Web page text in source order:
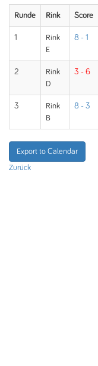
Runde Rink Score
1
Rink
E
8 - 1
2
Rink
D
3 - 6
3
Rink
B
8 - 3
Export to Calendar
Zurück